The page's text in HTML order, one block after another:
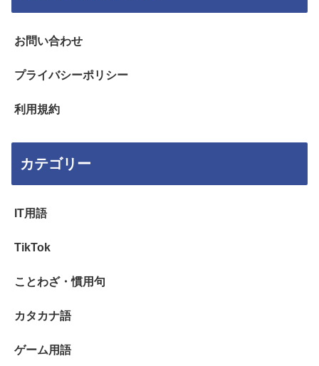
お問い合わせ
プライバシーポリシー
利用規約
カテゴリー
IT用語
TikTok
ことわざ・慣用句
カタカナ語
ゲーム用語